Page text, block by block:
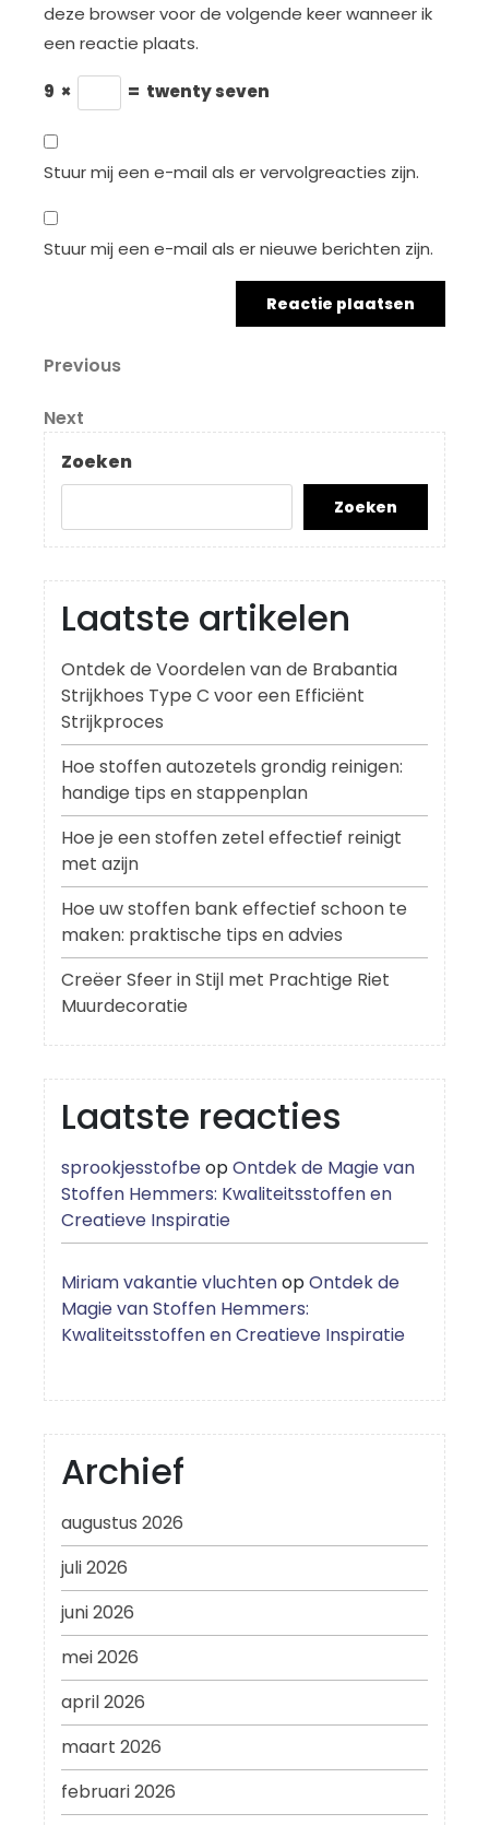
deze browser voor de volgende keer wanneer ik
een reactie plaats.
9 × = twenty seven
Stuur mij een e-mail als er vervolgreacties zijn.
Stuur mij een e-mail als er nieuwe berichten zijn.
Berichtnavigatie
Previous
Previous
Next
Post
Next
Zoeken
Zoeken
Laatste artikelen
Ontdek de Voordelen van de Brabantia
Strijkhoes Type C voor een Efficiënt
Strijkproces
Hoe stoffen autozetels grondig reinigen:
handige tips en stappenplan
Hoe je een stoffen zetel effectief reinigt
met azijn
Hoe uw stoffen bank effectief schoon te
maken: praktische tips en advies
Creëer Sfeer in Stijl met Prachtige Riet
Muurdecoratie
Laatste reacties
sprookjesstofbeopOntdek de Magie van
Stoffen Hemmers: Kwaliteitsstoffen en
Creatieve Inspiratie
Miriam vakantie vluchtenopOntdek de
Magie van Stoffen Hemmers:
Kwaliteitsstoffen en Creatieve Inspiratie
Archief
augustus 2026
juli 2026
juni 2026
mei 2026
april 2026
maart 2026
februari 2026